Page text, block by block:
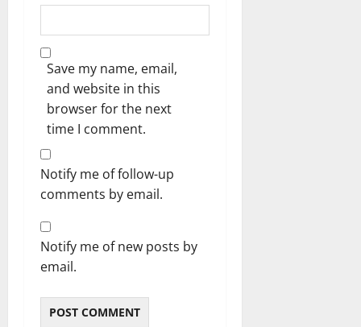
Save my name, email,
and website in this
browser for the next
time I comment.
Notify me of follow-up
comments by email.
Notify me of new posts by
email.